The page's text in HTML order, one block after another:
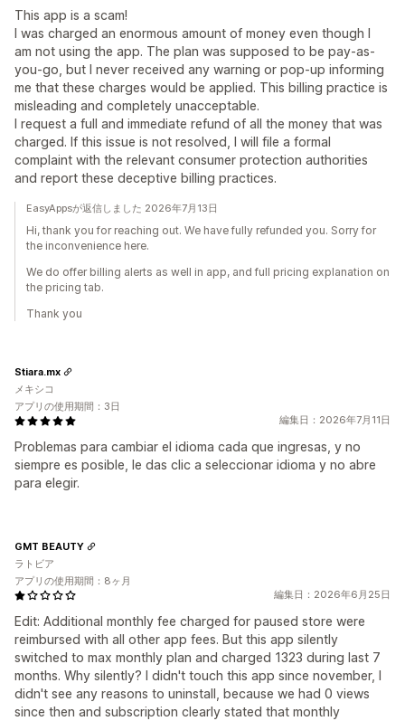
This app is a scam!
I was charged an enormous amount of money even though I
am not using the app. The plan was supposed to be pay-as-
you-go, but I never received any warning or pop-up informing
me that these charges would be applied. This billing practice is
misleading and completely unacceptable.
I request a full and immediate refund of all the money that was
charged. If this issue is not resolved, I will file a formal
complaint with the relevant consumer protection authorities
and report these deceptive billing practices.
EasyAppsが返信しました 2026年7月13日
Hi, thank you for reaching out. We have fully refunded you. Sorry for
the inconvenience here.
We do offer billing alerts as well in app, and full pricing explanation on
the pricing tab.
Thank you
編集日：2026年7月11日
Problemas para cambiar el idioma cada que ingresas, y no
siempre es posible, le das clic a seleccionar idioma y no abre
para elegir.
Stiara.mx
メキシコ
アプリの使用期間：3日
編集日：2026年6月25日
Edit: Additional monthly fee charged for paused store were
reimbursed with all other app fees. But this app silently
switched to max monthly plan and charged 1323 during last 7
months. Why silently? I didn't touch this app since november, I
didn't see any reasons to uninstall, because we had 0 views
since then and subscription clearly stated that monthly
GMT BEAUTY
ラトビア
アプリの使用期間：8ヶ月